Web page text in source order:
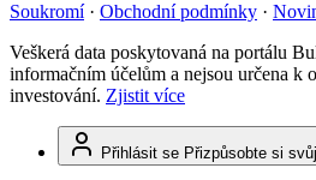
Soukromí · Obchodní podmínky ·
Veškerá data poskytovaná na portálu
informačním účelům a nejsou určena k
investování. Zjistit více
Přihlásit se Přizpůsobte si